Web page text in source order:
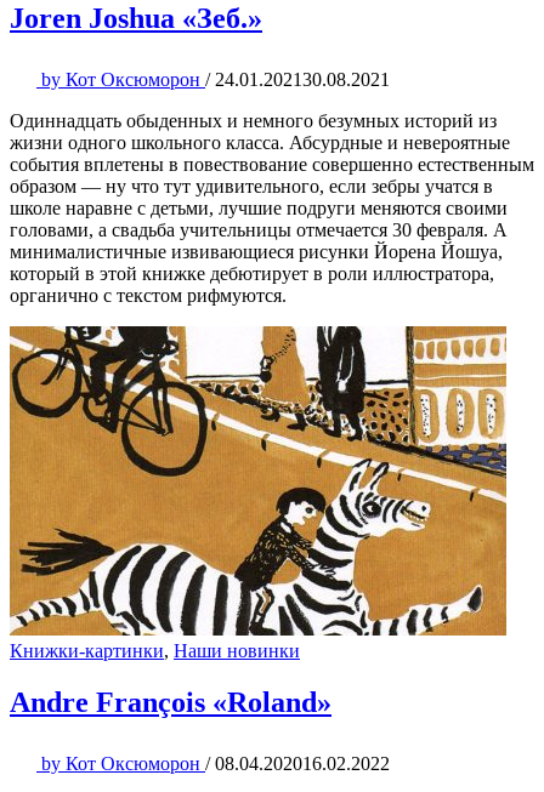
Joren Joshua «Зеб.»
by Кот Оксюморон / 24.01.202130.08.2021
Одиннадцать обыденных и немного безумных историй из
жизни одного школьного класса. Абсурдные и невероятные
события вплетены в повествование совершенно естественным
образом — ну что тут удивительного, если зебры учатся в
школе наравне с детьми, лучшие подруги меняются своими
головами, а свадьба учительницы отмечается 30 февраля. А
минималистичные извивающиеся рисунки Йорена Йошуа,
который в этой книжке дебютирует в роли иллюстратора,
органично с текстом рифмуются.
Книжки-картинки, Наши новинки
Andre François «Roland»
by Кот Оксюморон / 08.04.202016.02.2022